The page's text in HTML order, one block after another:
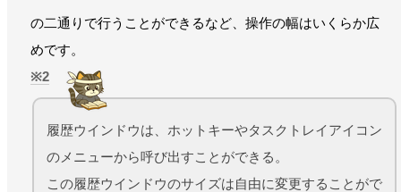
の二通りで行うことができるなど、操作の幅はいくらか広
めです。
2
履歴ウインドウは、ホットキーやタスクトレイアイコン
のメニューから呼び出すことができる。
この履歴ウインドウのサイズは自由に変更することがで